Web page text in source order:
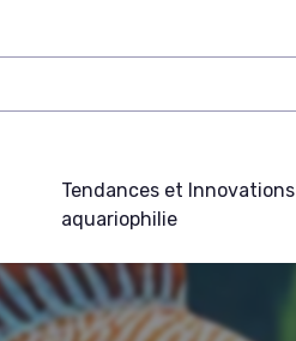
Tendances et Innovations
aquariophilie